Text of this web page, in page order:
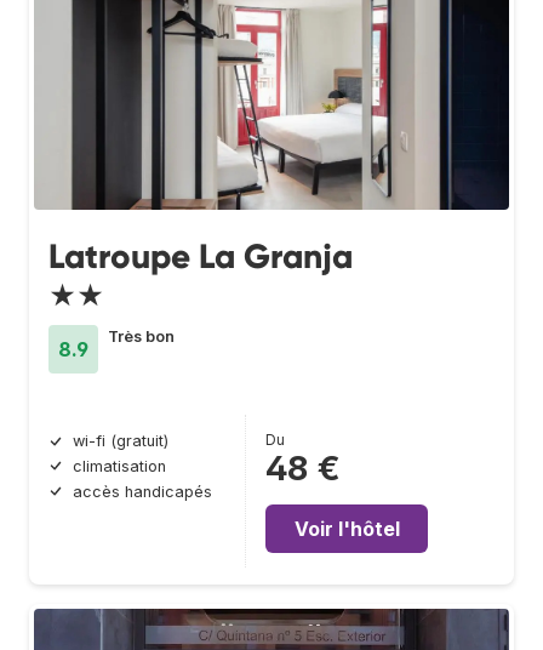
Latroupe La Granja
★★
8.9
Très bon
wi-fi (gratuit)
climatisation
accès handicapés
Du
48 €
Voir l'hôtel